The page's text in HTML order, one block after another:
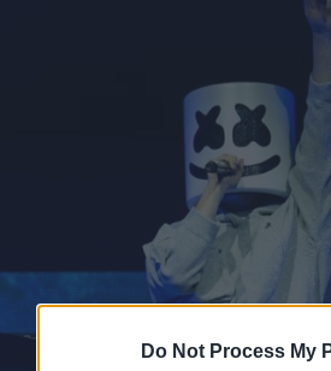
Do Not Process My